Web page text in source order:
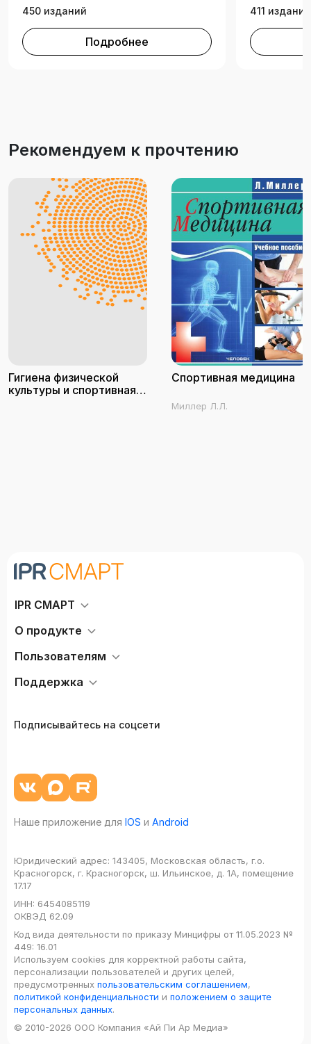
450 изданий
Подробнее
411 изданий
Рекомендуем к прочтению
Гигиена физической
культуры и спортивная
Спортивная медицина
Миллер Л.Л.
IPR СМАРТ
О продукте
Пользователям
Поддержка
Подписывайтесь на соцсети
Наше приложение для IOS и Android
Юридический адрес: 143405, Московская область, г.о.
Красногорск, г. Красногорск, ш. Ильинское, д. 1А, помещение
17.17
ИНН: 6454085119
ОКВЭД 62.09
Код вида деятельности по приказу Минцифры от 11.05.2023 №
449: 16.01
Используем cookies для корректной работы сайта,
персонализации пользователей и других целей,
предусмотренных пользовательским соглашением,
политикой конфиденциальности и положением о защите
персональных данных.
© 2010-2026 ООО Компания «Ай Пи Ар Медиа»